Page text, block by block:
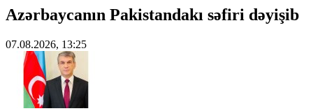
Azərbaycanın Pakistandakı səfiri dəyişib
07.08.2026, 13:25